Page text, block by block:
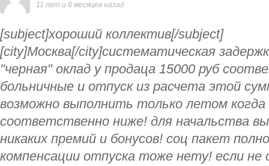
11 лет и 6 месяцев назад
[subject]хороший коллектив[/subject]
[city]Москва[/city]систематическая
"черная" оклад у продаца 15000 руб
больничные и отпуск из расчета этой
возможно выполнить только летом когда
соответственно ниже! для начальства
никаких премий и бонусов! соц пакет
компенсации отпуска тоже нету! если не